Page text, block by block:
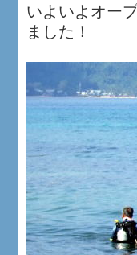
いよいよオー
ました！